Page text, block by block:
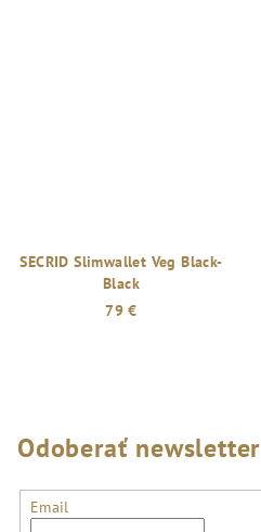
SECRID Slimwallet Veg Black-
Black
79 €
Odoberať newsletter
Email